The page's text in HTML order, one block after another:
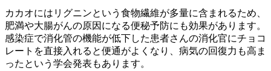
カカオにはリグニンという食物繊維が多量に含まれるため、
肥満や大腸がんの原因になる便秘予防にも効果があります。
感染症で消化管の機能が低下した患者さんの消化官にチョコ
レートを直接入れると便通がよくなり、病気の回復力も高ま
ったという学会発表もあります。